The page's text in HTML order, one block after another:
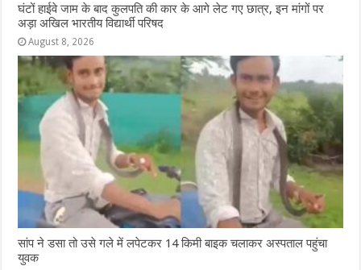
घंटों हाईवे जाम के बाद कुलपति की कार के आगे लेट गए छात्र, इन मांगों पर
अड़ा अखिल भारतीय विद्यार्थी परिषद
August 8, 2026
सांप ने डसा तो उसे गले में लपेटकर 14 किमी बाइक चलाकर अस्पताल पहुंचा
युवक